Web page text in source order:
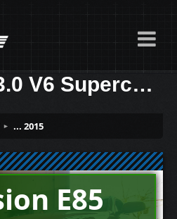
Supercharged 340ch
... 2015
E85